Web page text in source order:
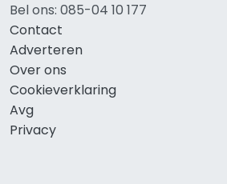
Bel ons: 085-04 10 177
Contact
Adverteren
Over ons
Cookieverklaring
Avg
Privacy